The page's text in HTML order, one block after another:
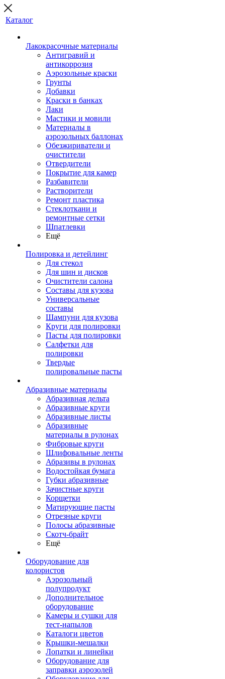
Каталог
Лакокрасочные материалы
Антигравий и
антикоррозия
Аэрозольные краски
Грунты
Добавки
Краски в банках
Лаки
Мастики и мовили
Материалы в
аэрозольных баллонах
Обезжириватели и
очистители
Отвердители
Покрытие для камер
Разбавители
Растворители
Ремонт пластика
Стеклоткани и
ремонтные сетки
Шпатлевки
Ещё
Полировка и детейлинг
Для стекол
Для шин и дисков
Очистители салона
Составы для кузова
Универсальные
составы
Шампуни для кузова
Круги для полировки
Пасты для полировки
Салфетки для
полировки
Твердые
полировальные пасты
Абразивные материалы
Абразивная дельта
Абразивные круги
Абразивные листы
Абразивные
материалы в рулонах
Фибровые круги
Шлифовальные ленты
Абразивы в рулонах
Водостойкая бумага
Губки абразивные
Зачистные круги
Корщетки
Матирующие пасты
Отрезные круги
Полосы абразивные
Скотч-брайт
Ещё
Оборудование для
колористов
Аэрозольный
полупродукт
Дополнительное
оборудование
Камеры и сушки для
тест-напылов
Каталоги цветов
Крышки-мешалки
Лопатки и линейки
Оборудование для
заправки аэрозолей